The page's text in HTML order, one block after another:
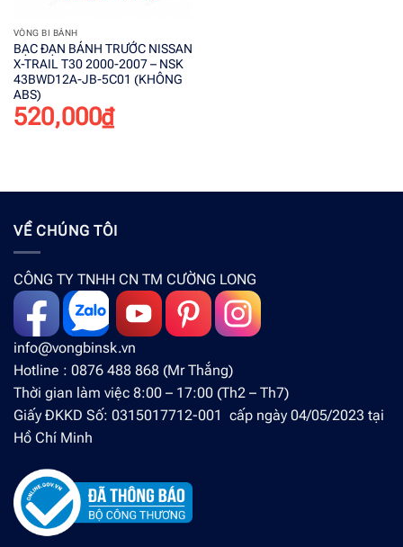
VÒNG BI BÁNH
BẠC ĐẠN BÁNH TRƯỚC NISSAN
X-TRAIL T30 2000-2007 – NSK
43BWD12A-JB-5C01 (KHÔNG
ABS)
520,000₫
VỀ CHÚNG TÔI
CÔNG TY TNHH CN TM CƯỜNG LONG
info@vongbinsk.vn
Hotline : 0876 488 868 (Mr Thắng)
Thời gian làm việc 8:00 – 17:00 (Th2 – Th7)
Giấy ĐKKD Số: 0315017712-001 cấp ngày 04/05/2023 tại
Hồ Chí Minh